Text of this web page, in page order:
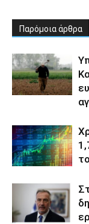
Παρόμοια άρθρα